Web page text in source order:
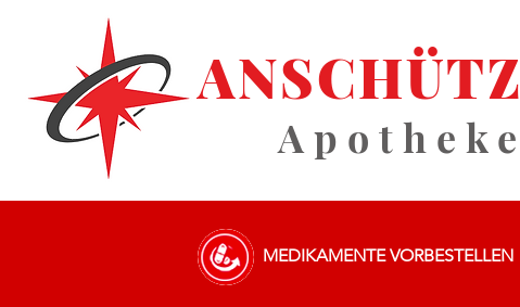
ANSCHÜTZ
Apotheke
MEDIKAMENTE VORBESTELLEN